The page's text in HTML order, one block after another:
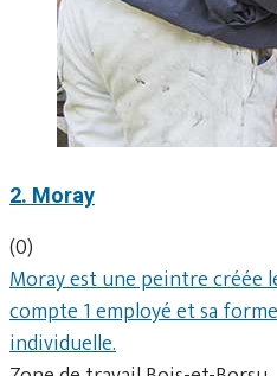
2. Moray
(0)
Moray est une peintre créée
compte 1 employé et sa
individuelle.